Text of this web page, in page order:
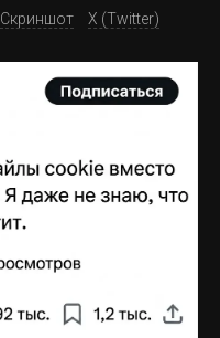
Скриншот X (Twitter)